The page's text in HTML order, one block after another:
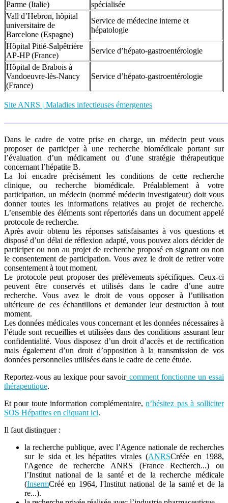
Parme (Italie)
spécialisée
Vall d’Hebron, hôpital
universitaire de
Barcelone (Espagne)
Service de médecine interne et
hépatologie
Hôpital Pitié-Salpêtrière
AP-HP (France)
Service d’hépato-gastroentérologie
Hôpital de Brabois à
Vandoeuvre-lès-Nancy
(France)
Service d’hépato-gastroentérologie
Site ANRS | Maladies infectieuses émergentes
Dans le cadre de votre prise en charge, un médecin peut vous
proposer de participer à une recherche biomédicale portant sur
l’évaluation d’un médicament ou d’une stratégie thérapeutique
concernant l’hépatite B.
La loi encadre précisément les conditions de cette recherche
clinique, ou recherche biomédicale. Préalablement à votre
participation, un médecin (nommé médecin investigateur) doit vous
donner toutes les informations relatives au projet de recherche.
L’ensemble des éléments sont répertoriés dans un document appelé
protocole de recherche.
Après avoir obtenu les réponses satisfaisantes à vos questions et
disposé d’un délai de réflexion adapté, vous pouvez alors décider de
participer ou non au projet de recherche proposé en signant ou non
le consentement de participation. Vous avez le droit de retirer votre
consentement à tout moment.
Le protocole peut proposer des prélèvements spécifiques. Ceux-ci
peuvent être conservés et utilisés dans le cadre d’une autre
recherche. Vous avez le droit de vous opposer à l’utilisation
ultérieure de ces échantillons et demander leur destruction à tout
moment.
Les données médicales vous concernant et les données nécessaires à
l’étude sont recueillies et utilisées dans des conditions assurant leur
confidentialité. Vous disposez d’un droit d’accès et de rectification
mais également d’un droit d’opposition à la transmission de vos
données personnelles utilisées dans le cadre de cette étude.
Reportez-vous au lexique pour savoircomment fonctionne un essai
thérapeutique.
Et pour toute information complémentaire,n’hésitez pas à solliciter
SOS Hépatites en cliquant ici.
Il faut distinguer :
la recherche publique, avec l’Agence nationale de recherches
sur le sida et les hépatites virales (ANRSCréée en 1988,
l'Agence de recherche ANRS (France Recherch...) ou
l’Institut national de la santé et de la recherche médicale
(InsermCréé en 1964, l'Institut national de la santé et de la
re...).